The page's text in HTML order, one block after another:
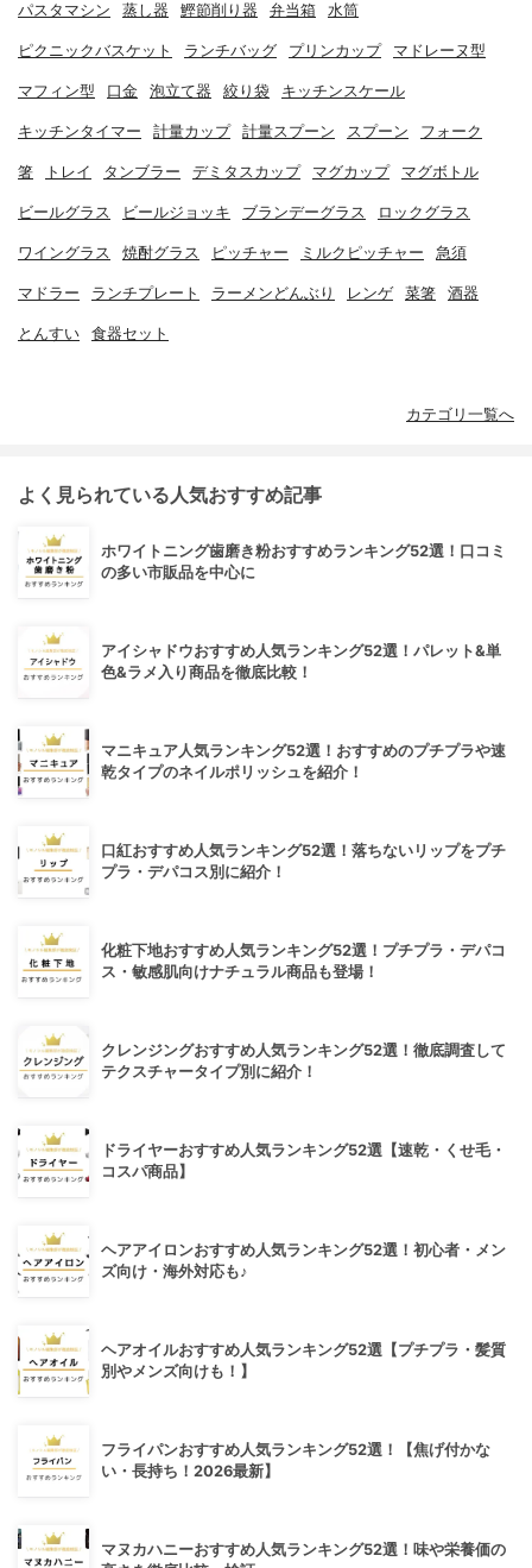
パスタマシン 蒸し器 鰹節削り器 弁当箱 水筒
ピクニックバスケット ランチバッグ プリンカップ マドレーヌ型
マフィン型 口金 泡立て器 絞り袋 キッチンスケール
キッチンタイマー 計量カップ 計量スプーン スプーン フォーク
箸 トレイ タンブラー デミタスカップ マグカップ マグボトル
ビールグラス ビールジョッキ ブランデーグラス ロックグラス
ワイングラス 焼酎グラス ピッチャー ミルクピッチャー 急須
マドラー ランチプレート ラーメンどんぶり レンゲ 菜箸 酒器
とんすい 食器セット
カテゴリ一覧へ
よく見られている人気おすすめ記事
ホワイトニング歯磨き粉おすすめランキング52選！口コミ
の多い市販品を中心に
アイシャドウおすすめ人気ランキング52選！パレット&単
色&ラメ入り商品を徹底比較！
マニキュア人気ランキング52選！おすすめのプチプラや速
乾タイプのネイルポリッシュを紹介！
口紅おすすめ人気ランキング52選！落ちないリップをプチ
プラ・デパコス別に紹介！
化粧下地おすすめ人気ランキング52選！プチプラ・デパコ
ス・敏感肌向けナチュラル商品も登場！
クレンジングおすすめ人気ランキング52選！徹底調査して
テクスチャータイプ別に紹介！
ドライヤーおすすめ人気ランキング52選【速乾・くせ毛・
コスパ商品】
ヘアアイロンおすすめ人気ランキング52選！初心者・メン
ズ向け・海外対応も♪
ヘアオイルおすすめ人気ランキング52選【プチプラ・髪質
別やメンズ向けも！】
フライパンおすすめ人気ランキング52選！【焦げ付かな
い・長持ち！2026最新】
マヌカハニーおすすめ人気ランキング52選！味や栄養価の